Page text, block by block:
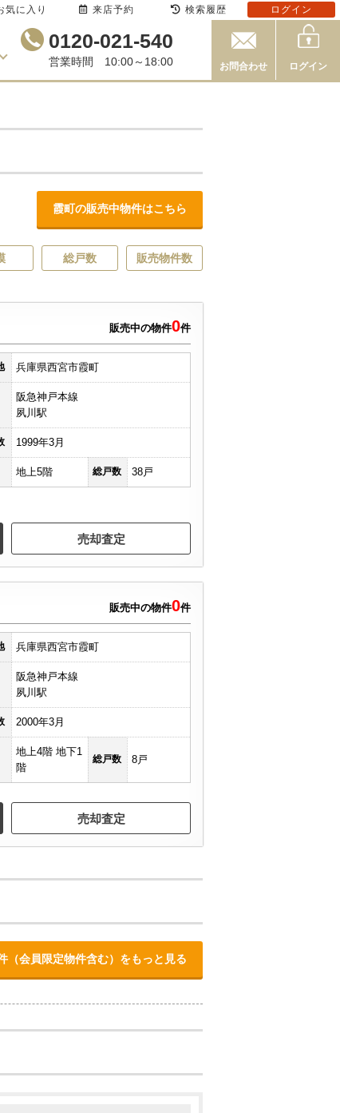
0120-021-540
営業時間 10:00～18:00 お問合わせ ログイン
霞町の販売中物件はこちら
総戸数 販売物件数
販売中の物件0件
兵庫県西宮市霞町
阪急神戸本線
夙川駅
1999年3月
地上5階 総戸数 38戸
売却査定
販売中の物件0件
兵庫県西宮市霞町
阪急神戸本線
夙川駅
2000年3月
地上4階 地下1
階
総戸数 8戸
売却査定
（会員限定物件含む）をもっと見る
気に入り 来店予約 検索履歴 ログイン